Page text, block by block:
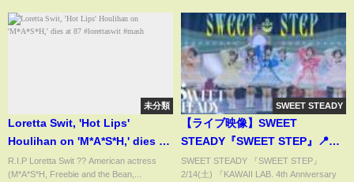
未分類
Loretta Swit, 'Hot Lips'
Houlihan on 'M*A*S*H,' dies at
87 #lorettaswit #mash
R.I.P Loretta Swit ?? American actress
(M*A*S*H, Freebie and the Bean,...
SWEET STEADY
【ライブ映像】SWEET
STEADY『SWEET STEP』📍K
アリーナ
SWEET STEADY 『SWEET STEP』
2/14(土) 『KAWAII LAB. 4th Anniversary